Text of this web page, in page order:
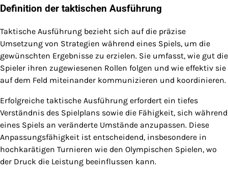
Definition der taktischen Ausführung
Taktische Ausführung bezieht sich auf die präzise
Umsetzung von Strategien während eines Spiels, um die
gewünschten Ergebnisse zu erzielen. Sie umfasst, wie gut die
Spieler ihren zugewiesenen Rollen folgen und wie effektiv sie
auf dem Feld miteinander kommunizieren und koordinieren.
Erfolgreiche taktische Ausführung erfordert ein tiefes
Verständnis des Spielplans sowie die Fähigkeit, sich während
eines Spiels an veränderte Umstände anzupassen. Diese
Anpassungsfähigkeit ist entscheidend, insbesondere in
hochkarätigen Turnieren wie den Olympischen Spielen, wo
der Druck die Leistung beeinflussen kann.